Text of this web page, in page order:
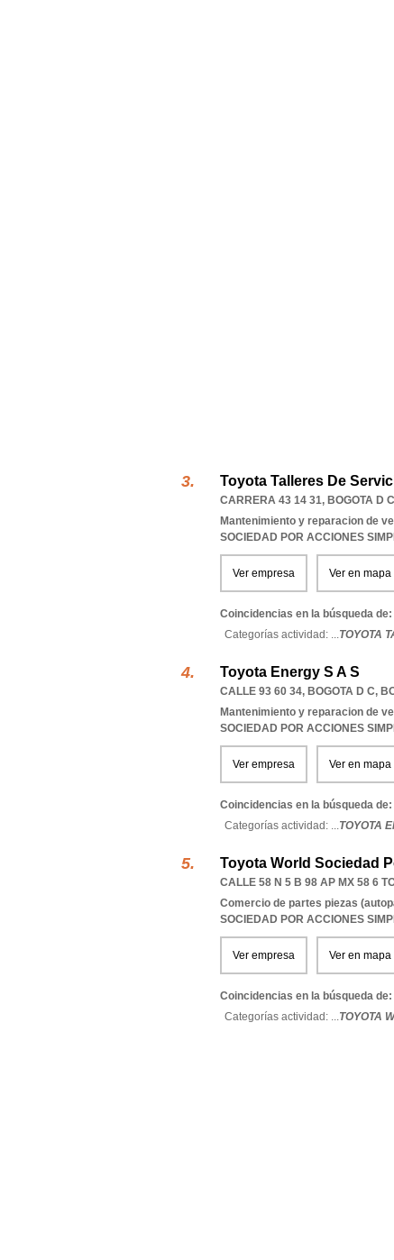
Toyota Talleres De
CARRERA 43 14 31, BOGOTA D C
Mantenimiento y reparacion de
SOCIEDAD POR ACCIONES
Ver empresa Ver en mapa
Coincidencias en la búsqueda de:
Categorías actividad: ...TOYOTA
Toyota Energy S A S
CALLE 93 60 34, BOGOTA D C,
Mantenimiento y reparacion de
SOCIEDAD POR ACCIONES
Ver empresa Ver en mapa
Coincidencias en la búsqueda de:
Categorías actividad: ...TOYOTA
Toyota World Sociedad
CALLE 58 N 5 B 98 AP MX 58 6
Comercio de partes piezas
SOCIEDAD POR ACCIONES
Ver empresa Ver en mapa
Coincidencias en la búsqueda de:
Categorías actividad: ...TOYOTA